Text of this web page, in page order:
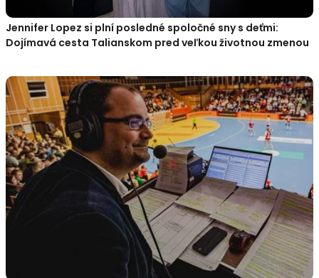
Jennifer Lopez si plní posledné spoločné sny s deťmi:
Dojímavá cesta Talianskom pred veľkou životnou zmenou